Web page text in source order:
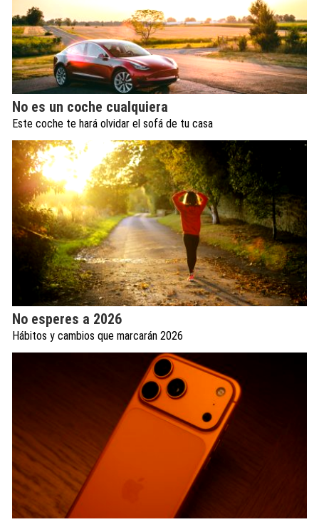
No es un coche cualquiera
Este coche te hará olvidar el sofá de tu casa
No esperes a 2026
Hábitos y cambios que marcarán 2026